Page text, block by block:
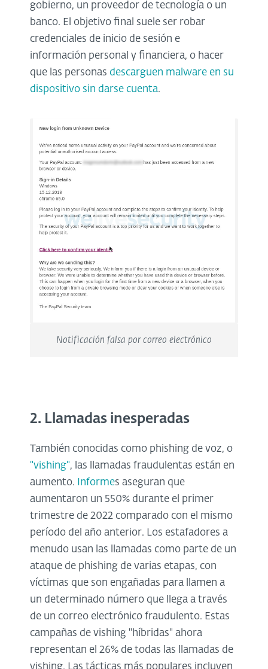
gobierno, un proveedor de tecnología o un
banco. El objetivo final suele ser robar
credenciales de inicio de sesión e
información personal y financiera, o hacer
que las personas descarguen malware en su
dispositivo sin darse cuenta.
Notificación falsa por correo electrónico
2. Llamadas inesperadas
También conocidas como phishing de voz, o
"vishing", las llamadas fraudulentas están en
aumento.
Informes aseguran que
aumentaron un 550% durante el primer
trimestre de 2022 comparado con el mismo
período del año anterior. Los estafadores a
menudo usan las llamadas como parte de un
ataque de phishing de varias etapas, con
víctimas que son engañadas para llamen a
un determinado número que llega a través
de un correo electrónico fraudulento. Estas
campañas de vishing "híbridas" ahora
representan el 26% de todas las llamadas de